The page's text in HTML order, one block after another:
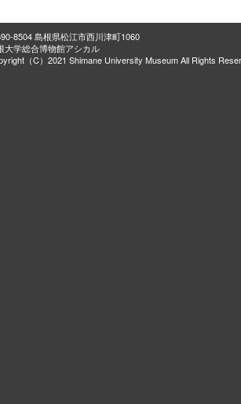
8504 島根県松江市西川津町1060
大学総合博物館アシカル
（C）2021 Shimane University Museum All Rights